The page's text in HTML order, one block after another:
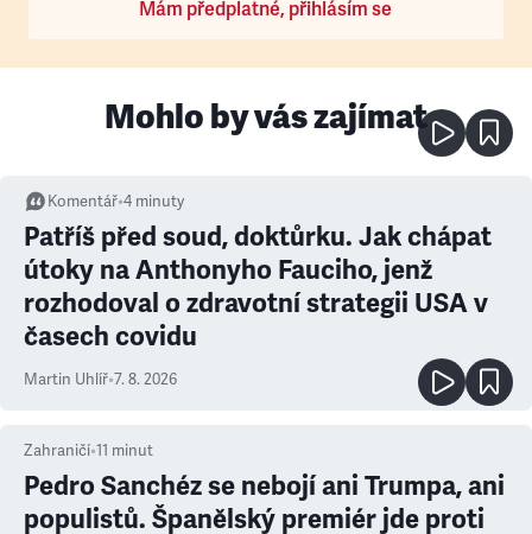
Mám předplatné, přihlásím se
Mohlo by vás zajímat
Komentář•4 minuty
Patříš před soud, doktůrku. Jak chápat
útoky na Anthonyho Fauciho, jenž
rozhodoval o zdravotní strategii USA v
časech covidu
Martin Uhlíř•7. 8. 2026
Zahraničí•11 minut
Pedro Sanchéz se nebojí ani Trumpa, ani
populistů. Španělský premiér jde proti